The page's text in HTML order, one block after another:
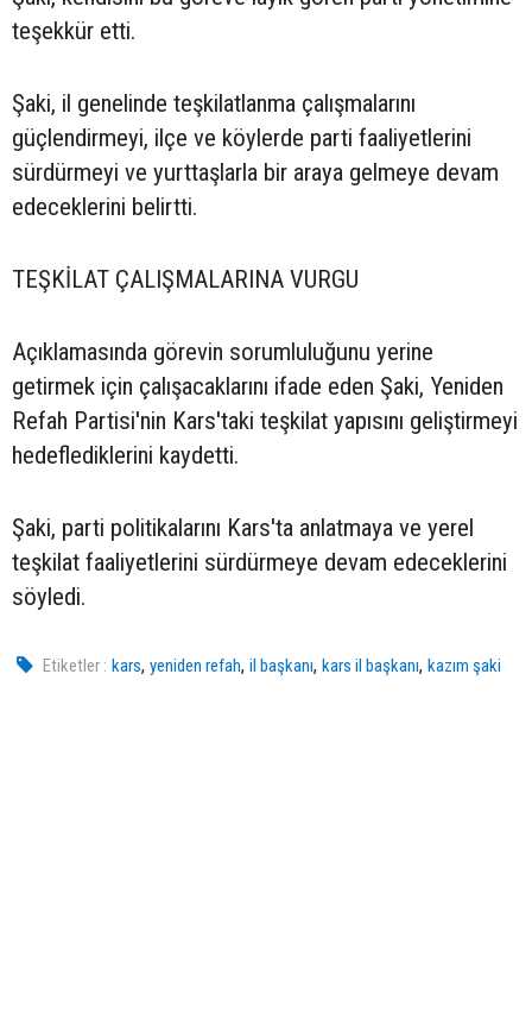
teşekkür etti.
Şaki, il genelinde teşkilatlanma çalışmalarını
güçlendirmeyi, ilçe ve köylerde parti faaliyetlerini
sürdürmeyi ve yurttaşlarla bir araya gelmeye devam
edeceklerini belirtti.
TEŞKİLAT ÇALIŞMALARINA VURGU
Açıklamasında görevin sorumluluğunu yerine
getirmek için çalışacaklarını ifade eden Şaki, Yeniden
Refah Partisi'nin Kars'taki teşkilat yapısını geliştirmeyi
hedeflediklerini kaydetti.
Şaki, parti politikalarını Kars'ta anlatmaya ve yerel
teşkilat faaliyetlerini sürdürmeye devam edeceklerini
söyledi.
Etiketler : kars,yeniden refah,il başkanı,kars il başkanı,kazım şaki